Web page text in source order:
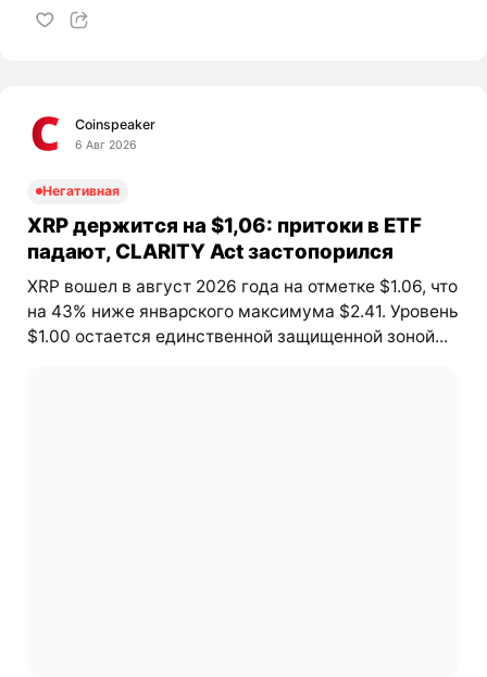
Coinspeaker
6 Авг 2026
Негативная
XRP держится на $1,06: притоки в ETF
падают, CLARITY Act застопорился
XRP вошел в август 2026 года на отметке $1.06, что
на 43% ниже январского максимума $2.41. Уровень
$1.00 остается единственной защищенной зоной...